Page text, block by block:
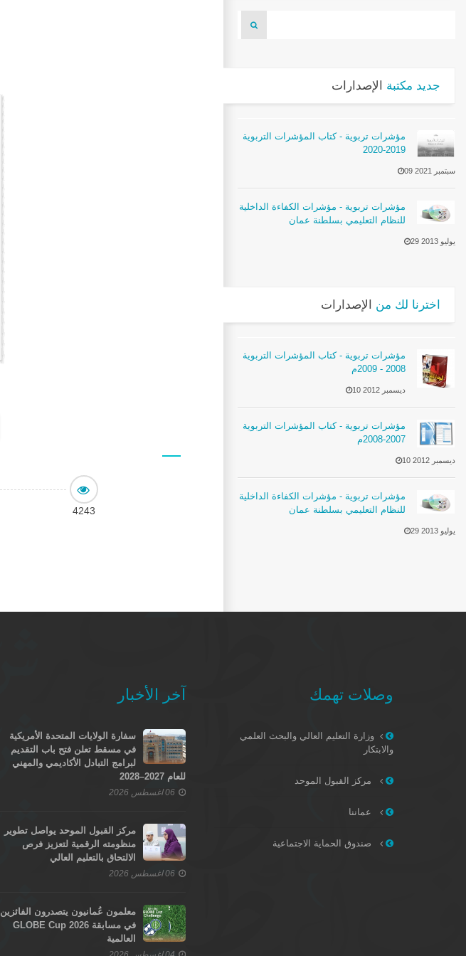
4243
جديد مكتبة الإصدارات
مؤشرات تربوية - كتاب المؤشرات التربوية
2019-2020
09 سبتمبر 2021
مؤشرات تربوية - مؤشرات الكفاءة الداخلية
للنظام التعليمي بسلطنة عمان
29 يوليو 2013
اخترنا لك من الإصدارات
مؤشرات تربوية - كتاب المؤشرات التربوية
2008 - 2009م
10 ديسمبر 2012
مؤشرات تربوية - كتاب المؤشرات التربوية
2007-2008م
10 ديسمبر 2012
مؤشرات تربوية - مؤشرات الكفاءة الداخلية
للنظام التعليمي بسلطنة عمان
29 يوليو 2013
وصلات تهمك
وزارة التعليم العالي والبحث العلمي
والابتكار
مركز القبول الموحد
عماننا
صندوق الحماية الاجتماعية
آخر الأخبار
سفارة الولايات المتحدة الأمريكية
في مسقط تعلن فتح باب التقديم
لبرامج التبادل الأكاديمي والمهني
للعام 2027–2028
06 اغسطس 2026
مركز القبول الموحد يواصل تطوير
منظومته الرقمية لتعزيز فرص
الالتحاق بالتعليم العالي
06 اغسطس 2026
معلمون عُمانيون يتصدرون الفائزين
في مسابقة GLOBE Cup 2026
العالمية